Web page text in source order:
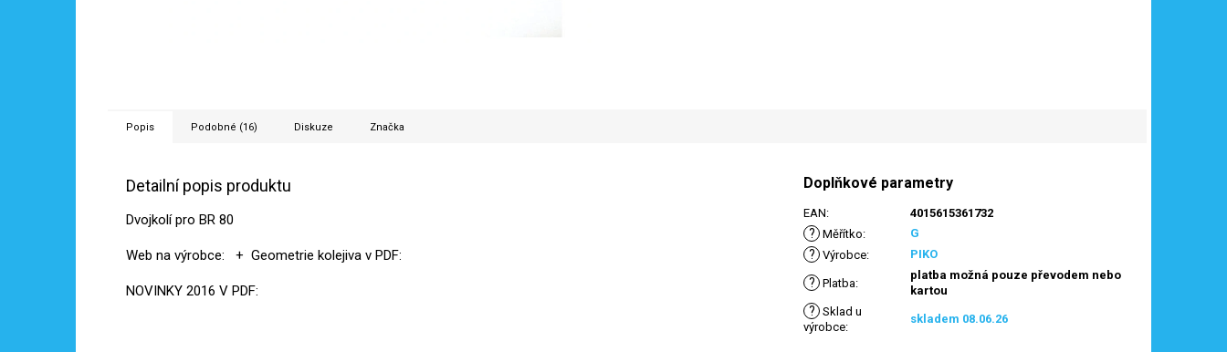
Popis Podobné (16) Diskuze Značka
Detailní popis produktu
Dvojkolí pro BR 80
Web na výrobce: + Geometrie kolejiva v PDF:
NOVINKY 2016 V PDF:
Doplňkové parametry
EAN: 4015615361732
? Měřítko: G
? Výrobce: PIKO
? Platba:
platba možná pouze převodem nebo
kartou
? Sklad u
výrobce:
skladem 08.06.26